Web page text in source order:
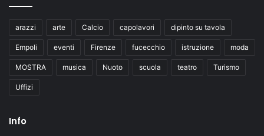
arazzi arte Calcio capolavori dipinto su tavola
Empoli eventi Firenze fucecchio istruzione moda
MOSTRA musica Nuoto scuola teatro Turismo
Uffizi
Info